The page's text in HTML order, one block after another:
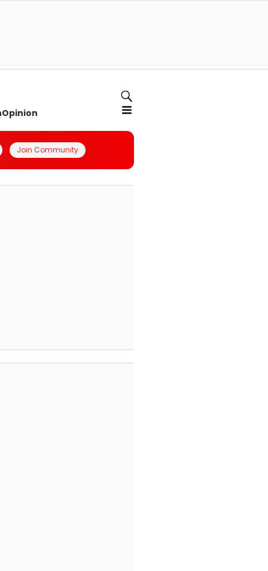
Opinion
Join Community